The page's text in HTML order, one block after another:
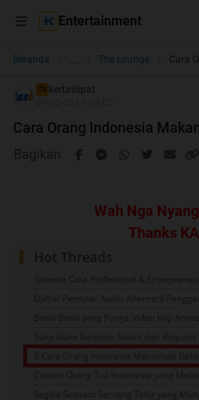
Entertainment
Beranda ... The Lounge Cara
TS
kertaslipat
Cara Orang Indonesia
Bagikan
Wah Nga
Thanks